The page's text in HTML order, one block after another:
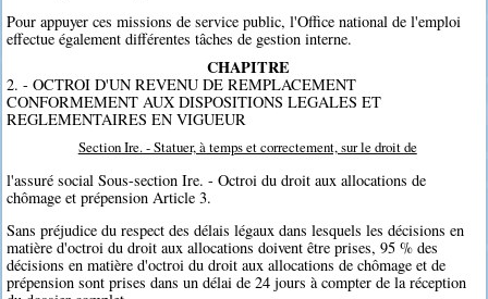
Pour appuyer ces missions de service public, l'Office national de l'emploi
effectue également différentes tâches de gestion interne.
CHAPITRE
2. - OCTROI D'UN REVENU DE REMPLACEMENT
CONFORMEMENT AUX DISPOSITIONS LEGALES ET
REGLEMENTAIRES EN VIGUEUR
Section Ire. - Statuer, à temps et correctement, sur le droit de
l'assuré social Sous-section Ire. - Octroi du droit aux allocations de
chômage et prépension Article 3.
Sans préjudice du respect des délais légaux dans lesquels les décisions en
matière d'octroi du droit aux allocations doivent être prises, 95 % des
décisions en matière d'octroi du droit aux allocations de chômage et de
prépension sont prises dans un délai de 24 jours à compter de la réception